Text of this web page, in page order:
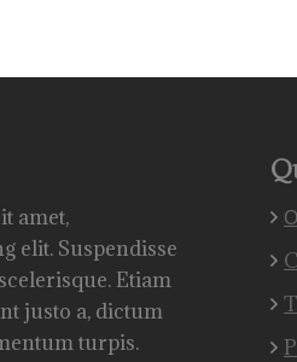
amet,
elit. Suspendisse
Etiam
justo a, dictum
turpis.